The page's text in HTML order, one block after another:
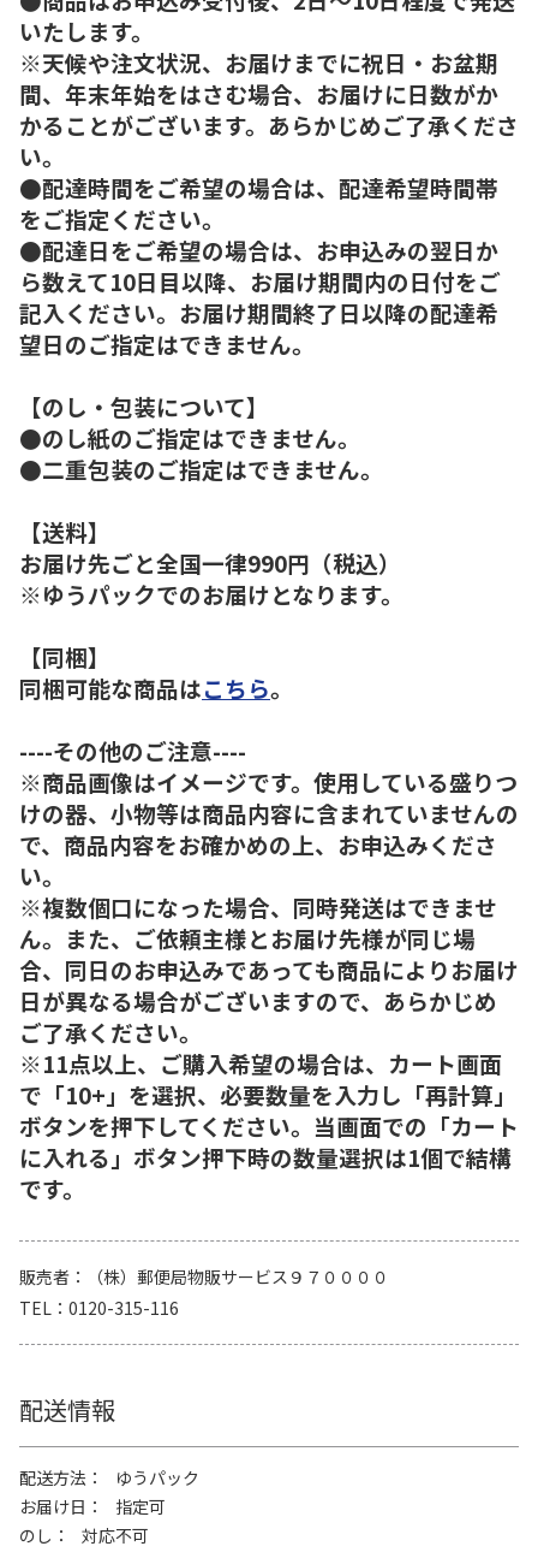
いたします。
※天候や注文状況、お届けまでに祝日・お盆期
間、年末年始をはさむ場合、お届けに日数がか
かることがございます。あらかじめご了承くださ
い。
●配達時間をご希望の場合は、配達希望時間帯
をご指定ください。
●配達日をご希望の場合は、お申込みの翌日か
ら数えて10日目以降、お届け期間内の日付をご
記入ください。お届け期間終了日以降の配達希
望日のご指定はできません。
【のし・包装について】
●のし紙のご指定はできません。
●二重包装のご指定はできません。
【送料】
お届け先ごと全国一律990円（税込）
※ゆうパックでのお届けとなります。
【同梱】
同梱可能な商品はこちら。
----その他のご注意----
※商品画像はイメージです。使用している盛りつ
けの器、小物等は商品内容に含まれていませんの
で、商品内容をお確かめの上、お申込みくださ
い。
※複数個口になった場合、同時発送はできませ
ん。また、ご依頼主様とお届け先様が同じ場
合、同日のお申込みであっても商品によりお届け
日が異なる場合がございますので、あらかじめ
ご了承ください。
※11点以上、ご購入希望の場合は、カート画面
で「10+」を選択、必要数量を入力し「再計算」
ボタンを押下してください。当画面での「カート
に入れる」ボタン押下時の数量選択は1個で結構
です。
販売者
（株）郵便局物販サービス９７００００
TEL
0120-315-116
配送情報
配送方法
ゆうパック
お届け日
指定可
のし
対応不可